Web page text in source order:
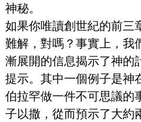
神秘。
如果你唯讀創世紀的前三
難解，對嗎？事實上，我
漸展開的信息揭示了神的
提示。其中一個例子是神
伯拉罕做一件不可思議
子以撒，從而預示了大約